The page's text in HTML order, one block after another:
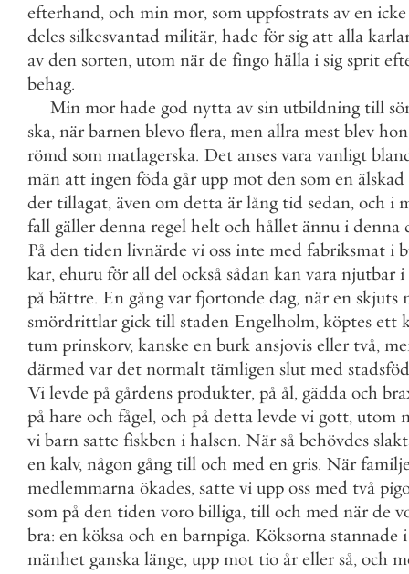
efterhand, och min mor, som uppfostrats av en icke
deles silkesvantad militär, hade för sig att alla
av den sorten, utom när de fingo hälla i sig sprit
behag.
Min mor hade god nytta av sin utbildning till
ska, när barnen blevo flera, men allra mest blev hon
römd som matlagerska. Det anses vara vanligt
män att ingen föda går upp mot den som en älskad
der tillagat, även om detta är lång tid sedan, och i
fall gäller denna regel helt och hållet ännu i denna
På den tiden livnärde vi oss inte med fabriksmat i
kar, ehuru för all del också sådan kan vara njutbar i
på bättre. En gång var fjortonde dag, när en skjuts
smördrittlar gick till staden Engelholm, köptes ett
tum prinskorv, kanske en burk ansjovis eller två,
därmed var det normalt tämligen slut med
Vi levde på gårdens produkter, på ål, gädda och
på hare och fågel, och på detta levde vi gott, utom
vi barn satte fiskben i halsen. När så behövdes
en kalv, någon gång till och med en gris. När
medlemmarna ökades, satte vi upp oss med två
som på den tiden voro billiga, till och med när de
bra: en köksa och en barnpiga. Köksorna stannade i
mänhet ganska länge, upp mot tio år eller så, och